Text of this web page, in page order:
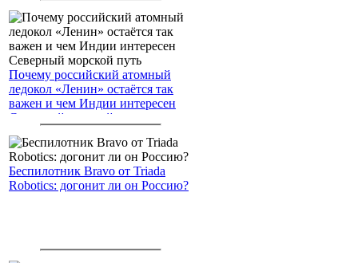
Почему российский атомный
ледокол «Ленин» остаётся так
важен и чем Индии интересен
Северный морской путь
Беспилотник Bravo от Triada
Robotics: догонит ли он Россию?